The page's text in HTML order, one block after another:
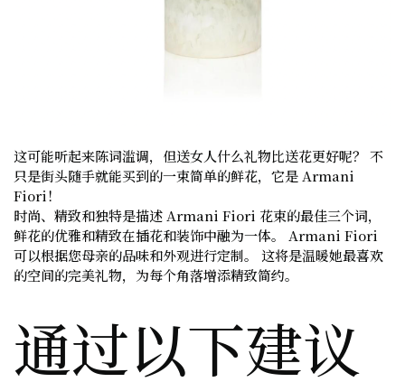
这可能听起来陈词滥调，但送女人什么礼物比送花更好呢？ 不
只是街头随手就能买到的一束简单的鲜花，它是 Armani
Fiori！
时尚、精致和独特是描述 Armani Fiori 花束的最佳三个词，
鲜花的优雅和精致在插花和装饰中融为一体。 Armani Fiori
可以根据您母亲的品味和外观进行定制。 这将是温暖她最喜欢
的空间的完美礼物，为每个角落增添精致简约。
通过以下建议